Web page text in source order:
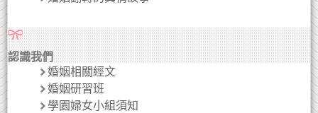
認識我們
婚姻相關經文
婚姻研習班
學園婦女小組須知